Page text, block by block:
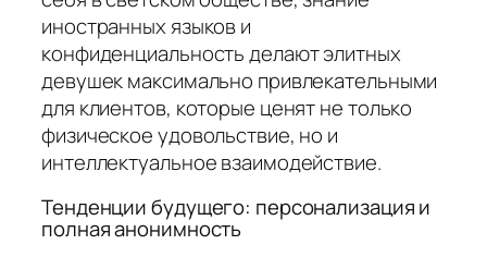
иностранных языков и
конфиденциальность делают элитных
девушек максимально привлекательными
для клиентов, которые ценят не только
физическое удовольствие, но и
интеллектуальное взаимодействие.
Тенденции будущего: персонализация и
полная анонимность